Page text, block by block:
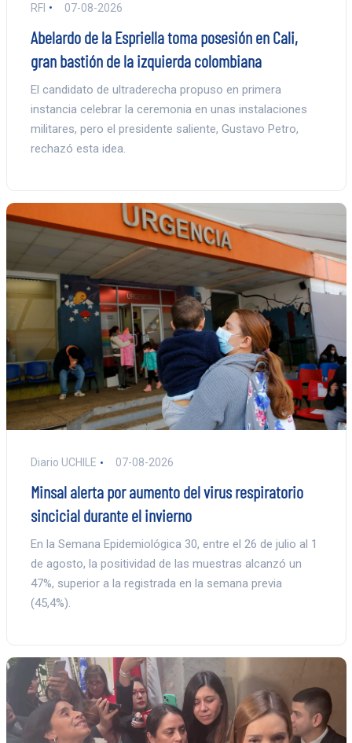
RFI 07-08-2026
Abelardo de la Espriella toma posesión en Cali,
gran bastión de la izquierda colombiana
El candidato de ultraderecha propuso en primera
instancia celebrar la ceremonia en unas instalaciones
militares, pero el presidente saliente, Gustavo Petro,
rechazó esta idea.
Diario UCHILE 07-08-2026
Minsal alerta por aumento del virus respiratorio
sincicial durante el invierno
En la Semana Epidemiológica 30, entre el 26 de julio al 1
de agosto, la positividad de las muestras alcanzó un
47%, superior a la registrada en la semana previa
(45,4%).